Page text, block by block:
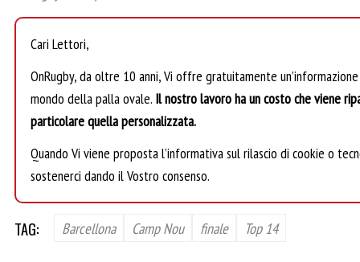
Cari Lettori,
OnRugby, da oltre 10 anni, Vi offre gratuitamente
mondo della palla ovale. Il nostro lavoro ha un costo che viene
particolare quella personalizzata.
Quando Vi viene proposta l’informativa sul rilascio di cookie o
sostenerci dando il Vostro consenso.
TAG: Barcellona Camp Nou finale Top 14